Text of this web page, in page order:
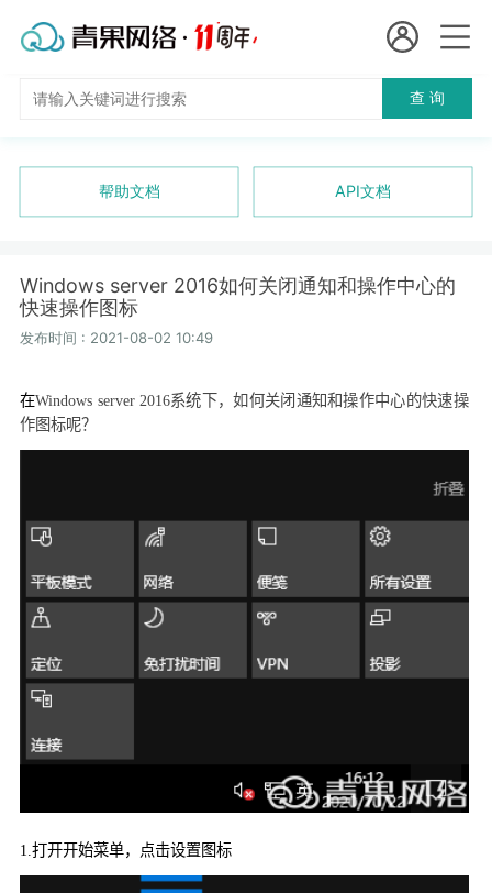
国
短效代理
独享代理
进入控制台
查 询
帮助文档 API文档
Windows server 2016如何关闭通知和操作中心的
快速操作图标
发布时间 : 2021-08-02 10:49
在Windows server 2016系统下，如何关闭通知和操作中心的快速操
作图标呢？
1. 打开开始菜单，点击设置图标